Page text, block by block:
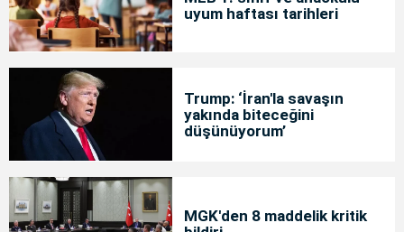
uyum haftası tarihleri
Trump: ‘İran'la savaşın
yakında biteceğini
düşünüyorum’
MGK'den 8 maddelik kritik